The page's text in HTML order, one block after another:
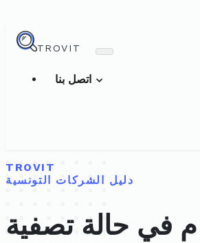
TROVIT
TROVIT
دليل الشركات التونسية
حالة تصفية